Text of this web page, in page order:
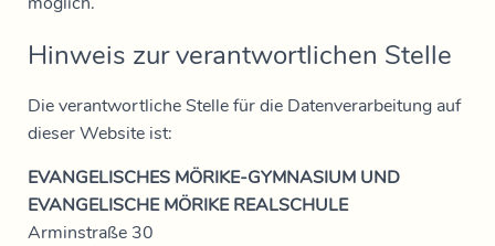
Hinweis zur verantwortlichen Stelle
Die verantwortliche Stelle für die Datenverarbeitung auf
dieser Website ist:
EVANGELISCHES MÖRIKE-GYMNASIUM UND
EVANGELISCHE MÖRIKE REALSCHULE
Arminstraße 30